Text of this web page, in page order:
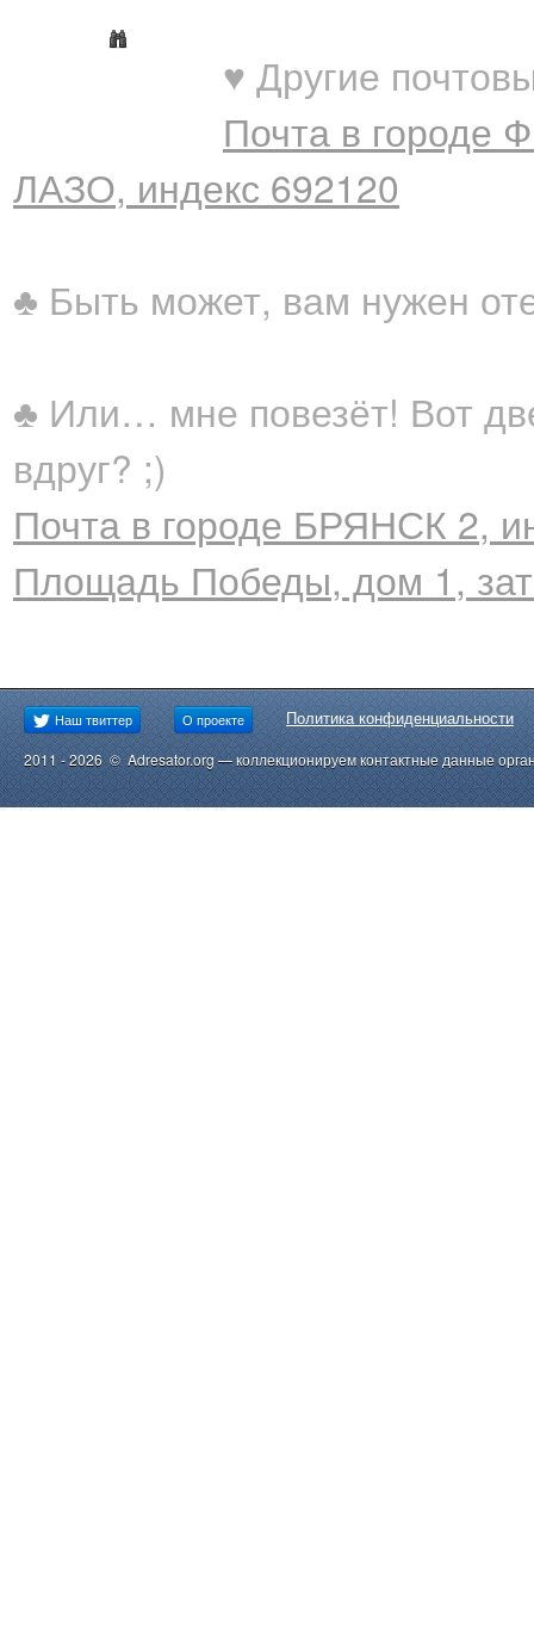
♥ Другие
Почта в городе
ЛАЗО, индекс 692120
♣ Быть может, вам нужен
♣ Или… мне повезёт! Вот
вдруг? ;)
Почта в городе БРЯНСК 2,
Площадь Победы, дом 1,
Наш твиттер О проекте Политика конфиденциальности
2011 - 2026 © Adresator.org — коллекционируем контактные данные